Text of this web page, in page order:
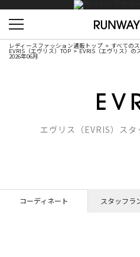
レディースファッション通販トップ すべての
EVRIS（エヴリス）TOP EVRIS（エヴリス）の
2026年06月
エヴリス（EVRIS）スタ
コーディネート スタッフラ